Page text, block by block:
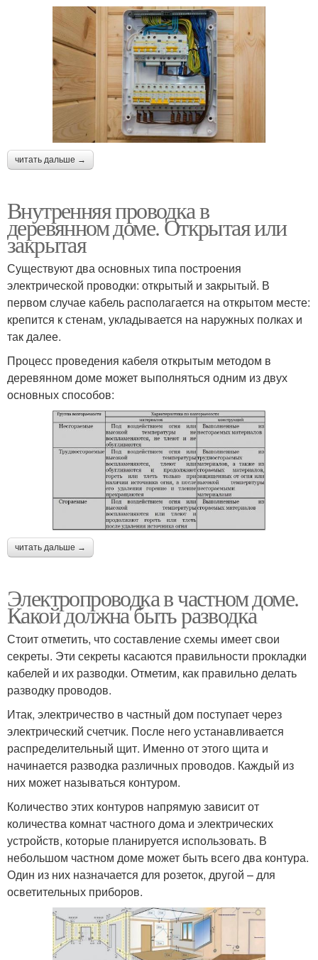
читать дальше →
Внутренняя проводка в
деревянном доме. Открытая или
закрытая
Существуют два основных типа построения
электрической проводки: открытый и закрытый. В
первом случае кабель располагается на открытом месте:
крепится к стенам, укладывается на наружных полках и
так далее.
Процесс проведения кабеля открытым методом в
деревянном доме может выполняться одним из двух
основных способов:
читать дальше →
Электропроводка в частном доме.
Какой должна быть разводка
Стоит отметить, что составление схемы имеет свои
секреты. Эти секреты касаются правильности прокладки
кабелей и их разводки. Отметим, как правильно делать
разводку проводов.
Итак, электричество в частный дом поступает через
электрический счетчик. После него устанавливается
распределительный щит. Именно от этого щита и
начинается разводка различных проводов. Каждый из
них может называться контуром.
Количество этих контуров напрямую зависит от
количества комнат частного дома и электрических
устройств, которые планируется использовать. В
небольшом частном доме может быть всего два контура.
Один из них назначается для розеток, другой – для
осветительных приборов.